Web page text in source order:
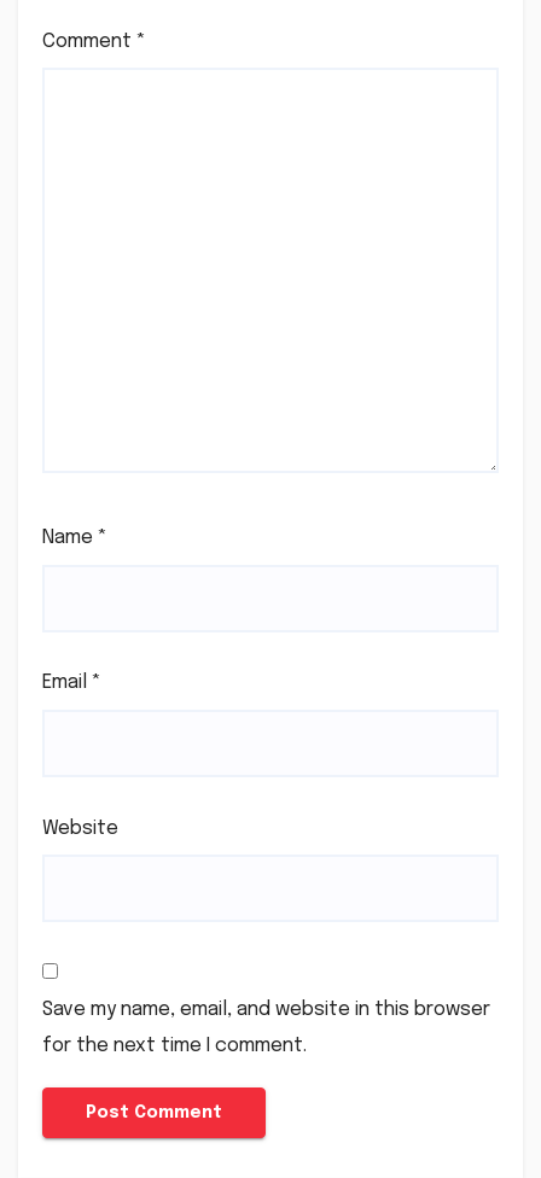
Comment *
Name *
Email *
Website
Save my name, email, and website in this browser
for the next time I comment.